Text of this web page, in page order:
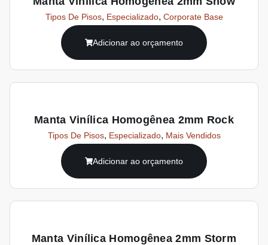
Tipos De Pisos, Especializado, Corporate Base
Adicionar ao orçamento
Manta Vinílica Homogênea 2mm Rock
Tipos De Pisos, Especializado, Mais Vendidos
Adicionar ao orçamento
Manta Vinílica Homogênea 2mm Storm